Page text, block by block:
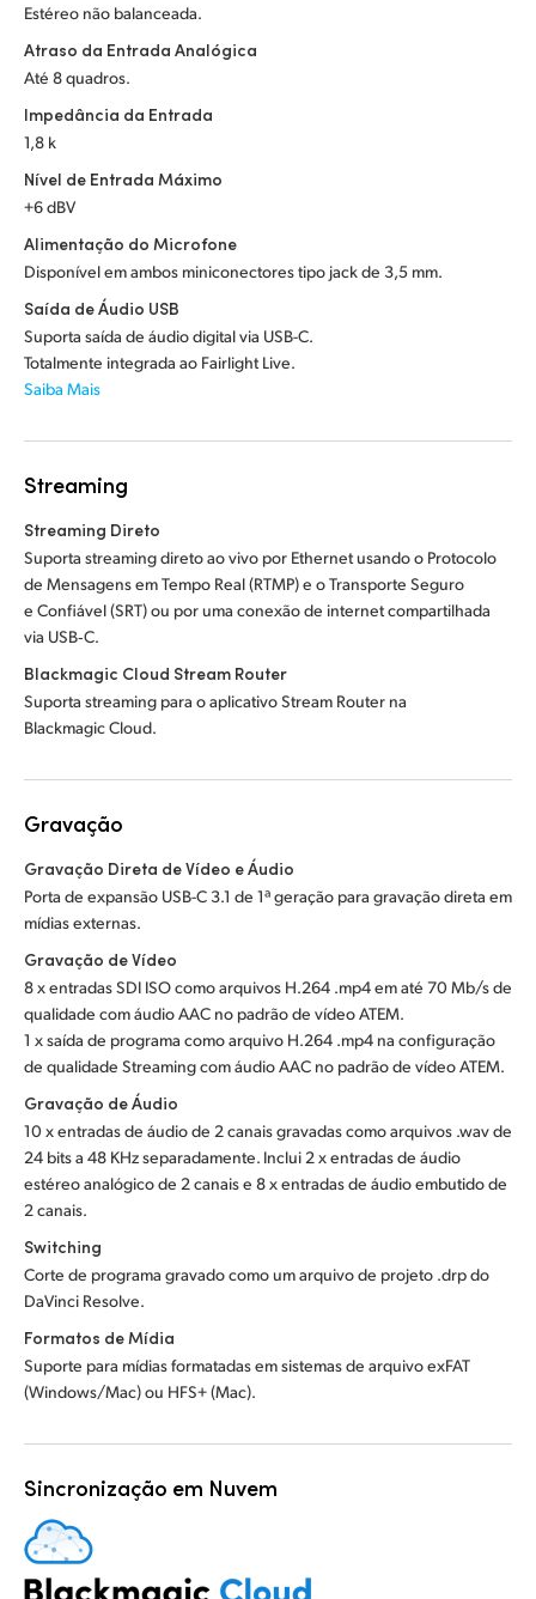
Estéreo não balanceada.
Atraso da Entrada Analógica
Até 8 quadros.
Impedância da Entrada
1,8 k
Nível de Entrada Máximo
+6 dBV
Alimentação do Microfone
Disponível em ambos miniconectores tipo jack de 3,5 mm.
Saída de Áudio USB
Suporta saída de áudio digital via USB-C.
Totalmente integrada ao Fairlight Live.
Saiba Mais
Streaming
Streaming Direto
Suporta streaming direto ao vivo por Ethernet usando o Protocolo
de Mensagens em Tempo Real (RTMP) e o Transporte Seguro
e Confiável (SRT) ou por uma conexão de internet compartilhada
via USB‑C.
Blackmagic Cloud Stream Router
Suporta streaming para o aplicativo Stream Router na
Blackmagic Cloud.
Gravação
Gravação Direta de Vídeo e Áudio
Porta de expansão USB-C 3.1 de 1ª geração para gravação direta em
mídias externas.
Gravação de Vídeo
8 x entradas SDI ISO como arquivos H.264 .mp4 em até 70 Mb/s de
qualidade com áudio AAC no padrão de vídeo ATEM.
1 x saída de programa como arquivo H.264 .mp4 na configuração
de qualidade Streaming com áudio AAC no padrão de vídeo ATEM.
Gravação de Áudio
10 x entradas de áudio de 2 canais gravadas como arquivos .wav de
24 bits a 48 KHz separadamente. Inclui 2 x entradas de áudio
estéreo analógico de 2 canais e 8 x entradas de áudio embutido de
2 canais.
Switching
Corte de programa gravado como um arquivo de projeto .drp do
DaVinci Resolve.
Formatos de Mídia
Suporte para mídias formatadas em sistemas de arquivo exFAT
(Windows/Mac) ou HFS+ (Mac).
Sincronização em Nuvem